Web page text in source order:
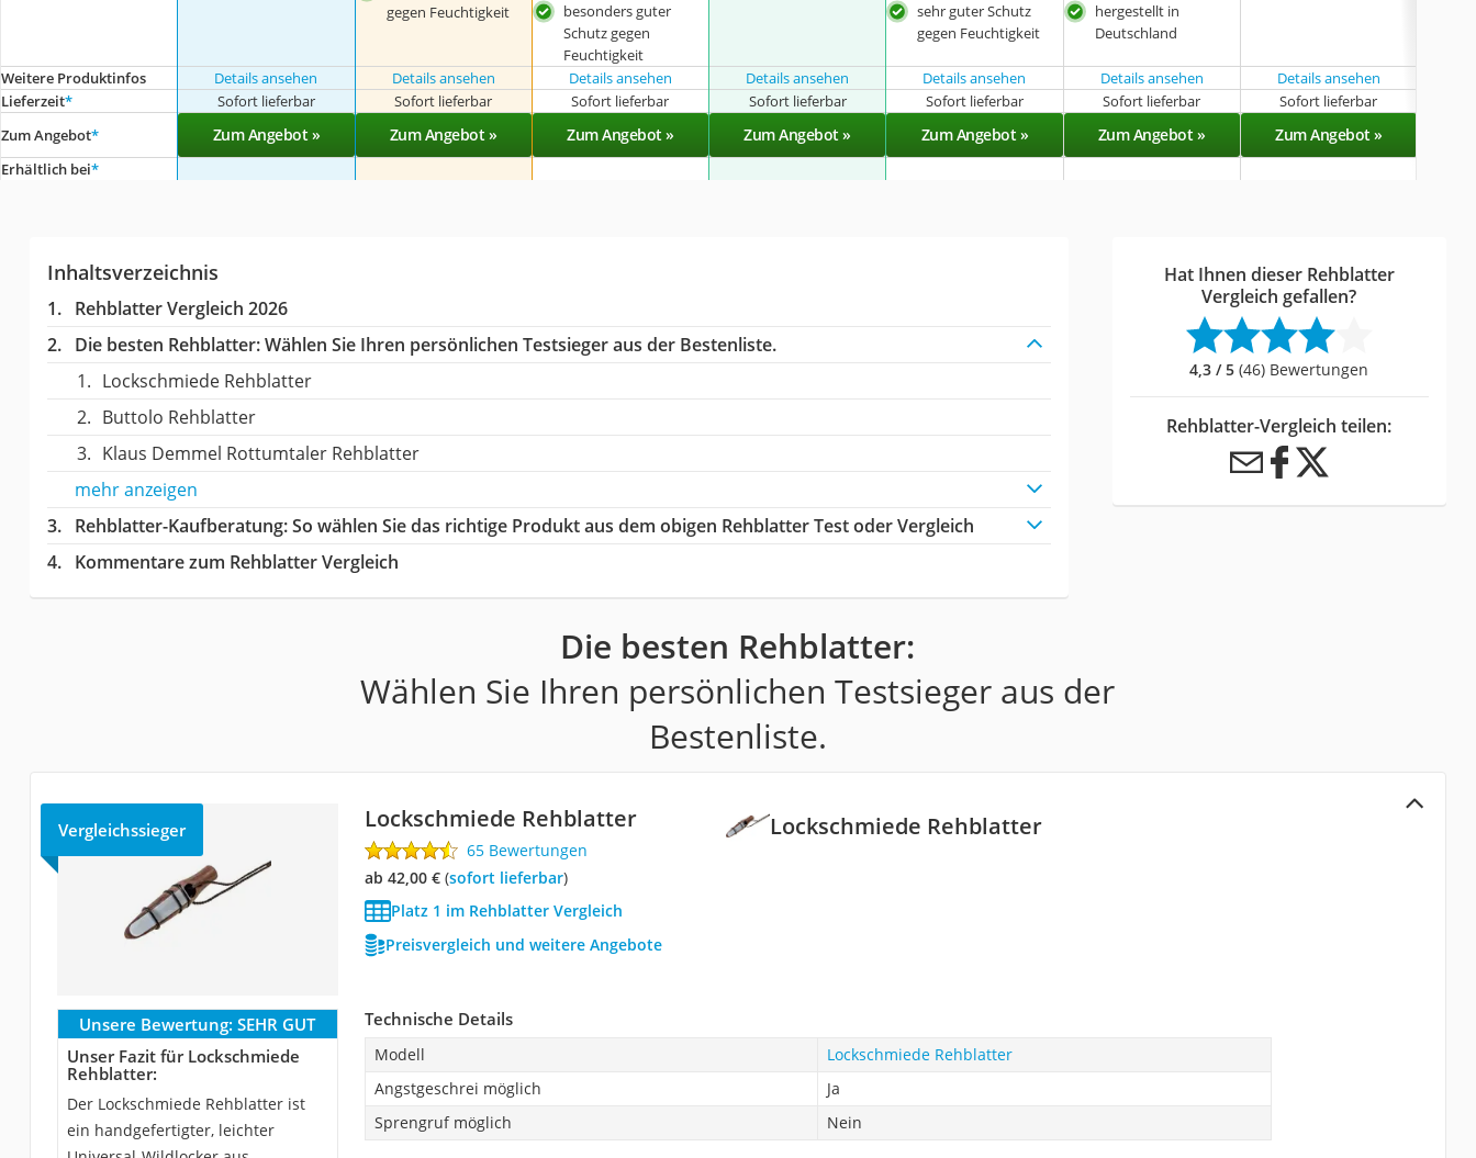
gegen Feuchtigkeit
besonders guter
Schutz gegen
Feuchtigkeit
sehr guter Schutz
gegen Feuchtigkeit
hergestellt in
Deutschland
Weitere Produktinfos Details ansehen Details ansehen Details ansehen Details ansehen Details ansehen Details ansehen Details ansehen
Lieferzeit* Sofort lieferbar Sofort lieferbar Sofort lieferbar Sofort lieferbar Sofort lieferbar Sofort lieferbar Sofort lieferbar
Zum Angebot* Zum Angebot » Zum Angebot » Zum Angebot » Zum Angebot » Zum Angebot » Zum Angebot » Zum Angebot »
Erhältlich bei*
Inhaltsverzeichnis
Rehblatter Vergleich 2026
Die besten Rehblatter:Wählen Sie Ihren persönlichen Testsieger aus der Bestenliste.
Lockschmiede Rehblatter
Buttolo Rehblatter
Klaus Demmel Rottumtaler Rehblatter
mehr anzeigen
Rehblatter-Kaufberatung: So wählen Sie das richtige Produkt aus dem obigen Rehblatter Test oder Vergleich
Kommentare zum Rehblatter Vergleich
Hat Ihnen dieser Rehblatter
Vergleich gefallen?
4,3 / 5 (46) Bewertungen
Rehblatter-Vergleich teilen:
Die besten Rehblatter:
Wählen Sie Ihren persönlichen Testsieger aus der
Bestenliste.
Lockschmiede Rehblatter
Vergleichssieger Lockschmiede Rehblatter
65 Bewertungen
ab 42,00 €( Sofort lieferbar)
Platz 1 im Rehblatter Vergleich
Preisvergleich und weitere Angebote
Unsere Bewertung: SEHR GUT
Unser Fazit für Lockschmiede
Rehblatter:
Der Lockschmiede Rehblatter ist
ein handgefertigter, leichter
Technische Details
Modell
Lockschmiede Rehblatter
Angstgeschrei möglich
Ja
Sprengruf möglich
Nein